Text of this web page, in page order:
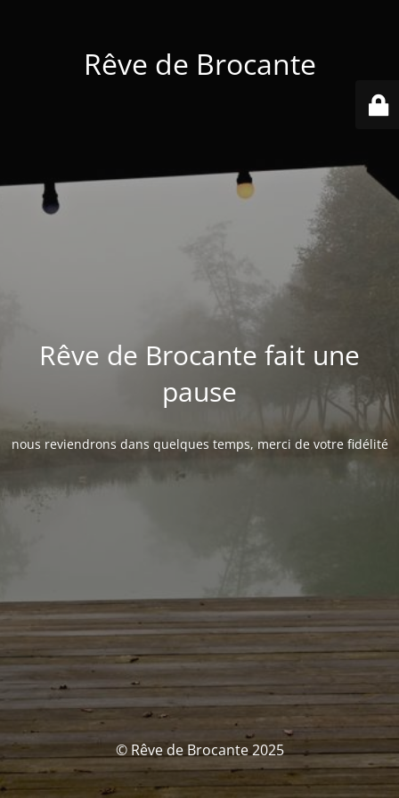
Rêve de Brocante
Rêve de Brocante fait une
pause
nous reviendrons dans quelques temps, merci de votre fidélité
© Rêve de Brocante 2025